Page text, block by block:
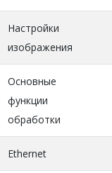
Настройки
изображения
Основные
функции
обработки
Ethernet